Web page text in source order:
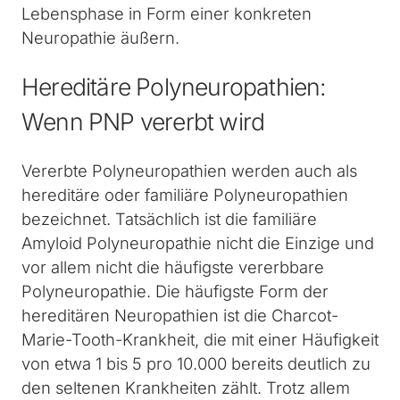
Lebensphase in Form einer konkreten
Neuropathie äußern.
Hereditäre Polyneuropathien:
Wenn PNP vererbt wird
Vererbte Polyneuropathien werden auch als
hereditäre oder familiäre Polyneuropathien
bezeichnet. Tatsächlich ist die familiäre
Amyloid Polyneuropathie nicht die Einzige und
vor allem nicht die häufigste vererbbare
Polyneuropathie. Die häufigste Form der
hereditären Neuropathien ist die Charcot-
Marie-Tooth-Krankheit, die mit einer Häufigkeit
von etwa 1 bis 5 pro 10.000 bereits deutlich zu
den seltenen Krankheiten zählt. Trotz allem